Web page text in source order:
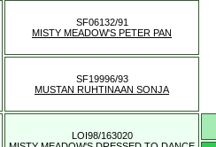
SF06132/91
MISTY MEADOW'S PETER PAN
SF19996/93
MUSTAN RUHTINAAN SONJA
LOI98/163020